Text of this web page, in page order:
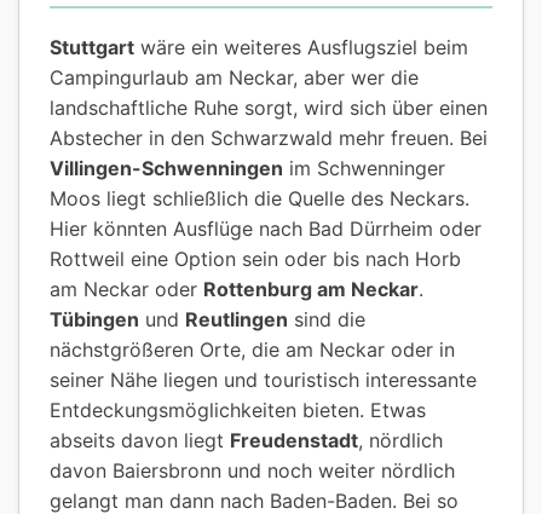
Stuttgart wäre ein weiteres Ausflugsziel beim
Campingurlaub am Neckar, aber wer die
landschaftliche Ruhe sorgt, wird sich über einen
Abstecher in den Schwarzwald mehr freuen. Bei
Villingen-Schwenningen im Schwenninger
Moos liegt schließlich die Quelle des Neckars.
Hier könnten Ausflüge nach Bad Dürrheim oder
Rottweil eine Option sein oder bis nach Horb
am Neckar oder Rottenburg am Neckar.
Tübingen und Reutlingen sind die
nächstgrößeren Orte, die am Neckar oder in
seiner Nähe liegen und touristisch interessante
Entdeckungsmöglichkeiten bieten. Etwas
abseits davon liegt Freudenstadt, nördlich
davon Baiersbronn und noch weiter nördlich
gelangt man dann nach Baden-Baden. Bei so